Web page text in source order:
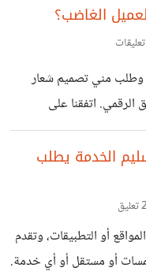
لموقعه، تشمل الصفحة
عن الخدمات وصفحات
الأخطاء الإملائية أو
تشكره على اختياري
الغاضب؟
وطلب مني تصميم شعار
اتفقنا على
المواصفات والمدة والسعر، وبدأت في العمل على المشروع. بعد
وطلبت منه رأيه وتعليقاته.
لا يناسب شركته، وأنه
كما قال إنه يرى أن عملي
الطلب وإسترجاع المال.
بذلت جهدًا كبيرًا
الخدمة يطلب
أو التطبيقات، وتقدم
أو مستقل أو أي خدمة.